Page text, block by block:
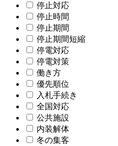
停止対応
停止時間
停止期間
停止期間短縮
停電対応
停電対策
働き方
優先順位
入札手続き
全国対応
公共施設
内装解体
冬の集客